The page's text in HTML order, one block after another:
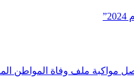
مواكبة ملف وفاة المواطن